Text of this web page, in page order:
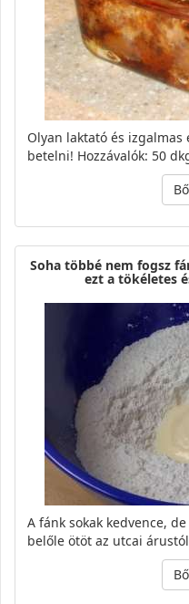
Olyan laktató és
betelni! Hozzávalók: 50
Soha többé nem fogsz
ezt a tökéletes
A fánk sokak kedvence,
belőle ötöt az utcai